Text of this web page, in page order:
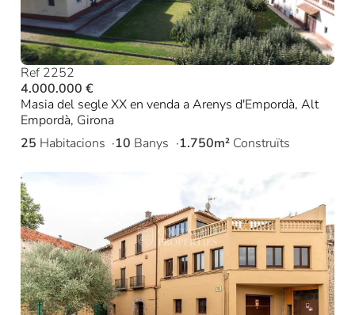
Ref 2252
4.000.000 €
Masia del segle XX en venda a Arenys d'Empordà, Alt
Empordà, Girona
25 Habitacions 10 Banys 1.750m² Construïts